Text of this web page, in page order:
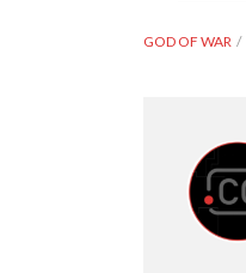
GOD OF WAR